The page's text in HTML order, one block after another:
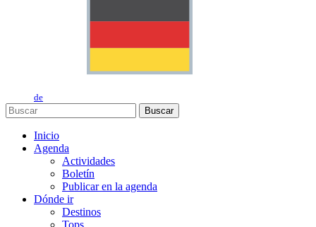
de
Buscar
Inicio
Agenda
Actividades
Boletín
Publicar en la agenda
Dónde ir
Destinos
Tops